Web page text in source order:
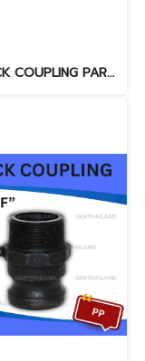
PP QUICK COUPLING PART "F" SIZE : 3"(BSPT)